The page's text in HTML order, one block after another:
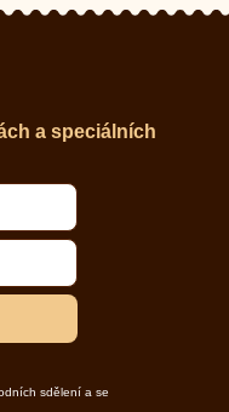
a speciálních
sdělení a se